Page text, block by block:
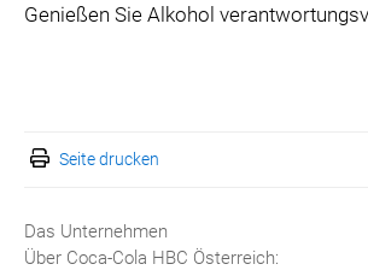
Genießen Sie Alkohol
Seite drucken
Das Unternehmen
Über Coca-Cola HBC Österreich: